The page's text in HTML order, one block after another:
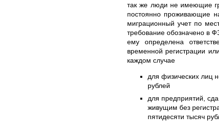
так же люди не имеющие
постоянно проживающие
миграционный учет по
требование обозначено в
ему определена
временной регистрации
каждом случае
для физических лиц
рублей
для предприятий,
живущим без
пятидесяти тысяч